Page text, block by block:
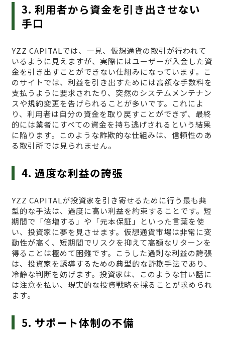
3. 利用者から資金を引き出させない
手口
YZZ CAPITALでは、一見、仮想通貨の取引が行われて
いるように見えますが、実際にはユーザーが入金した資
金を引き出すことができない仕組みになっています。こ
のサイトでは、利益を引き出すためには高額な手数料を
支払うように要求されたり、突然のシステムメンテナン
スや規約変更を告げられることが多いです。これによ
り、利用者は自分の資金を取り戻すことができず、最終
的には業者にすべての資金を持ち逃げされるという結果
に陥ります。このような詐欺的な仕組みは、信頼性のあ
る取引所では見られません。
4. 過度な利益の誇張
YZZ CAPITALが投資家を引き寄せるために行う最も典
型的な手法は、過度に高い利益を約束することです。短
期間で「倍増する」や「元本保証」といった言葉を使
い、投資家に夢を見させます。仮想通貨市場は非常に変
動性が高く、短期間でリスクを抑えて高額なリターンを
得ることは極めて困難です。こうした過剰な利益の誇張
は、投資家を誘導するための典型的な詐欺手法であり、
冷静な判断を妨げます。投資家は、このような甘い話に
は注意を払い、現実的な投資戦略を採ることが求められ
ます。
5. サポート体制の不備